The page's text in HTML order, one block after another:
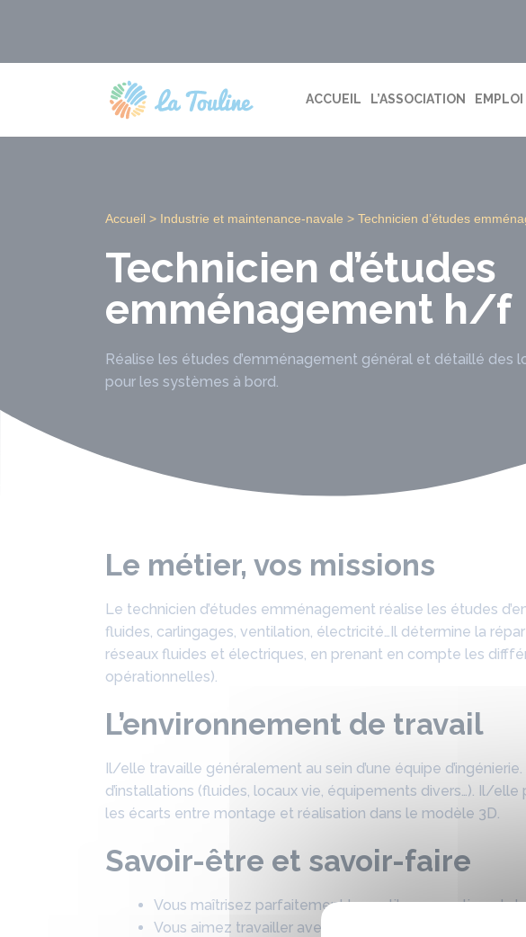
contenu
ACCUEIL L’ASSOCIATION EMPLOI
Accueil > Industrie et maintenance-navale > Technicien d’études
Technicien d’études
emménagement h/f
Réalise les études d’emménagement général et détaillé des
pour les systèmes à bord.
Le métier, vos missions
Le technicien d’études emménagement réalise les études
fluides, carlingages, ventilation, électricité…Il détermine la
réseaux fluides et électriques, en prenant en compte les
opérationnelles).
L’environnement de travail
Il/elle travaille généralement au sein d’une équipe
d’installations (fluides, locaux vie, équipements divers…). Il/
les écarts entre montage et réalisation dans le modèle 3D.
Savoir-être et savoir-faire
Vous maîtrisez parfaitement les outils conception et
Vous aimez travailler avec les outils de conception